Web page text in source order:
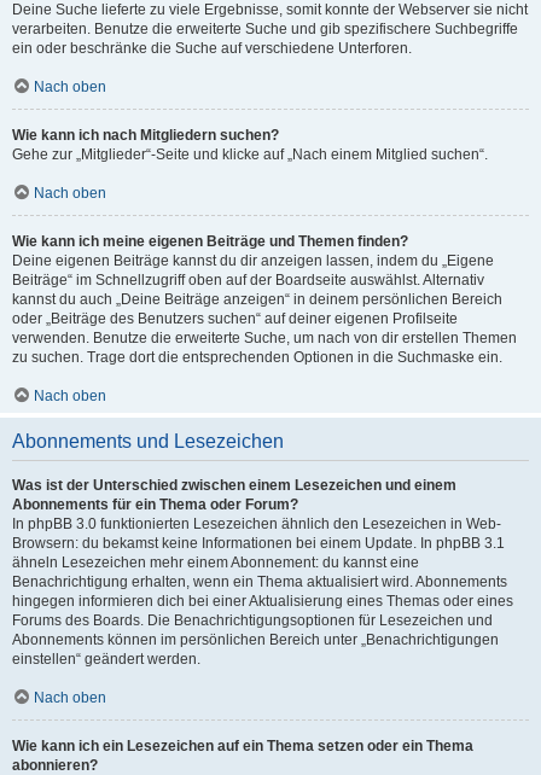
Deine Suche lieferte zu viele Ergebnisse, somit konnte der Webserver sie nicht
verarbeiten. Benutze die erweiterte Suche und gib spezifischere Suchbegriffe
ein oder beschränke die Suche auf verschiedene Unterforen.
Nach oben
Wie kann ich nach Mitgliedern suchen?
Gehe zur „Mitglieder“-Seite und klicke auf „Nach einem Mitglied suchen“.
Nach oben
Wie kann ich meine eigenen Beiträge und Themen finden?
Deine eigenen Beiträge kannst du dir anzeigen lassen, indem du „Eigene
Beiträge“ im Schnellzugriff oben auf der Boardseite auswählst. Alternativ
kannst du auch „Deine Beiträge anzeigen“ in deinem persönlichen Bereich
oder „Beiträge des Benutzers suchen“ auf deiner eigenen Profilseite
verwenden. Benutze die erweiterte Suche, um nach von dir erstellen Themen
zu suchen. Trage dort die entsprechenden Optionen in die Suchmaske ein.
Nach oben
Abonnements und Lesezeichen
Was ist der Unterschied zwischen einem Lesezeichen und einem
Abonnements für ein Thema oder Forum?
In phpBB 3.0 funktionierten Lesezeichen ähnlich den Lesezeichen in Web-
Browsern: du bekamst keine Informationen bei einem Update. In phpBB 3.1
ähneln Lesezeichen mehr einem Abonnement: du kannst eine
Benachrichtigung erhalten, wenn ein Thema aktualisiert wird. Abonnements
hingegen informieren dich bei einer Aktualisierung eines Themas oder eines
Forums des Boards. Die Benachrichtigungsoptionen für Lesezeichen und
Abonnements können im persönlichen Bereich unter „Benachrichtigungen
einstellen“ geändert werden.
Nach oben
Wie kann ich ein Lesezeichen auf ein Thema setzen oder ein Thema
abonnieren?